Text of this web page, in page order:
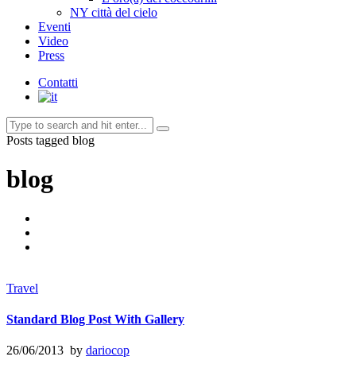
NY città del cielo
Eventi
Video
Press
Contatti
Posts tagged blog
blog
Travel
Standard Blog Post With Gallery
26/06/2013 by dariocop